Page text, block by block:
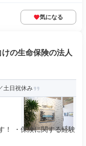
気になる
の生命保険の法人
土日祝休み
！ ・保険に関する経験